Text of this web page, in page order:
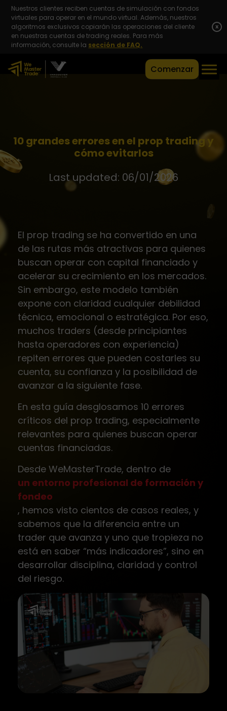
Nuestros clientes reciben cuentas de simulación con fondos
virtuales para operar en el mundo virtual. Además, nuestros
algoritmos exclusivos copiarán las operaciones del cliente
en nuestras cuentas de trading reales. Para más
información, consulte la sección de FAQ.
x
Comenzar
10 grandes errores en el prop trading y
cómo evitarlos
Last updated: 06/01/2026
El prop trading se ha convertido en una
de las rutas más atractivas para quienes
buscan operar con capital financiado y
acelerar su crecimiento en los mercados.
Sin embargo, este modelo también
expone con claridad cualquier debilidad
técnica, emocional o estratégica. Por eso,
muchos traders (desde principiantes
hasta operadores con experiencia)
repiten errores que pueden costarles su
cuenta, su confianza y la posibilidad de
avanzar a la siguiente fase.
En esta guía desglosamos 10 errores
críticos del prop trading, especialmente
relevantes para quienes buscan operar
cuentas financiadas.
Desde WeMasterTrade, dentro de
un entorno profesional de formación y
fondeo
, hemos visto cientos de casos reales, y
sabemos que la diferencia entre un
trader que avanza y uno que tropieza no
está en saber “más indicadores”, sino en
desarrollar disciplina, claridad y control
del riesgo.